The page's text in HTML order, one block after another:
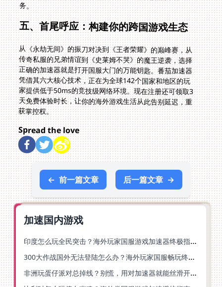
务。
五、首尾呼应：构建你的跨国游戏生态
从《永劫无间》的振刀对决到《王者荣耀》的巅峰赛，从
传奇私服的兄弟情谊到《史莱姆不哭》的魔王逆袭，选择
正确的加速器就是打开国服大门的万能钥匙。番茄加速器
凭借其六大核心技术，正在为全球142个国家和地区的玩
家提供低于50ms的竞技级网络环境。现在注册还可领取3
天免费体验时长，让你的海外游戏生活从此告别延迟，重
获掌控权。
Spread the love
← 前一篇文章 后一篇文章 →
加速国内游戏
印度怎么玩全民突击？海外玩家国服游戏加速器终极指南（附原神延迟优化+精灵之境加速器选择）
300大作战国外无法登陆怎么办？海外玩家国服畅玩终极指南（附实测推荐）
非洲玩蛋仔派对总掉线？别慌，用对加速器就能丝滑开跑！